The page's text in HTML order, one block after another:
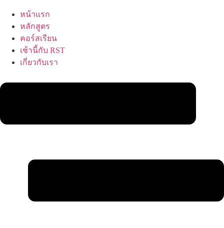
หน้าแรก
หลักสูตร
คอร์สเรียน
เช้านี้กับ RST
เกี่ยวกับเรา